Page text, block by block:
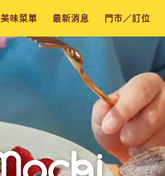
美味菜單 最新消息 門市／訂位